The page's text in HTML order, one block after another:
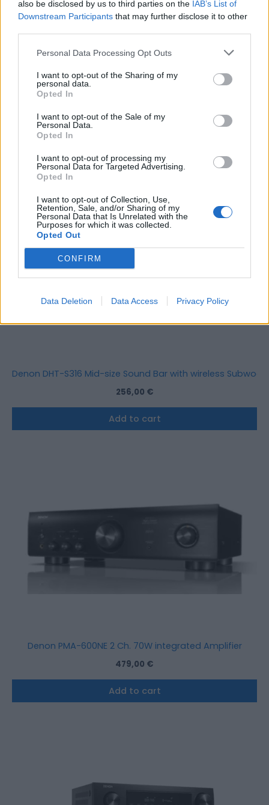
also be disclosed by us to third parties on the IAB’s List of
Downstream Participants that may further disclose it to other
Personal Data Processing Opt Outs
I want to opt-out of the Sharing of my
personal data.
Opted In
I want to opt-out of the Sale of my
Personal Data.
Opted In
I want to opt-out of processing my
Personal Data for Targeted Advertising.
Opted In
I want to opt-out of Collection, Use,
Retention, Sale, and/or Sharing of my
Personal Data that Is Unrelated with the
Purposes for which it was collected.
Opted Out
CONFIRM
Data Deletion Data Access Privacy Policy
Denon AVR-X2800H 7.2 Ch. 150W 8K AV Receiver with HEOS
979,00€
Denon DHT-S316 Mid-size Sound Bar with wireless
256,00 €
Add to cart
Denon PMA-600NE 2 Ch. 70W integrated Amplifier
479,00 €
Add to cart